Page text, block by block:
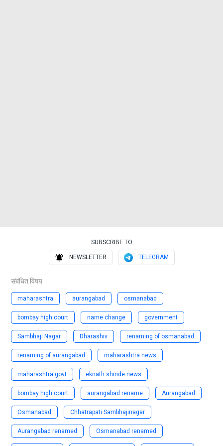
SUBSCRIBE TO
NEWSLETTER TELEGRAM
संबंधित विषय
maharashtra aurangabad osmanabad
bombay high court name change government
Sambhaji Nagar Dharashiv renaming of osmanabad
renaming of aurangabad maharashtra news
maharashtra govt eknath shinde news
bombay high court aurangabad rename Aurangabad
Osmanabad Chhatrapati Sambhajinagar
Aurangabad renamed Osmanabad renamed